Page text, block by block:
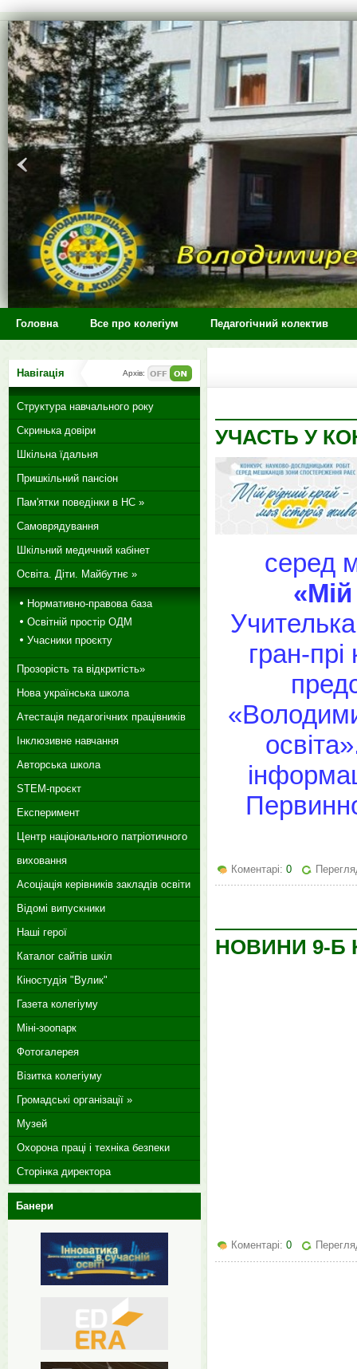
>
Головна Все про колегіум Педагогічний колектив
УЧАСТЬ У
серед
гран-
Коментарі: 0
НОВИНИ 9-Б
Коментарі: 0
Навігація Архів:
Структура навчального року
Скринька довіри
Шкільна їдальня
Пришкільний пансіон
Пам'ятки поведінки в НС »
Самоврядування
Шкільний медичний кабінет
Освіта. Діти. Майбутнє »
Нормативно-правова база
Освітній простір ОДМ
Учасники проєкту
Прозорість та відкритість»
Нова українська школа
Атестація педагогічних працівників
Інклюзивне навчання
Авторська школа
STEM-проєкт
Експеримент
Центр національного патріотичного
виховання
Асоціація керівників закладів освіти
Відомі випускники
Наші герої
Каталог сайтів шкіл
Кіностудія "Вулик"
Газета колегіуму
Міні-зоопарк
Фотогалерея
Візитка колегіуму
Громадські організації »
Музей
Охорона праці і техніка безпеки
Сторінка директора
Банери